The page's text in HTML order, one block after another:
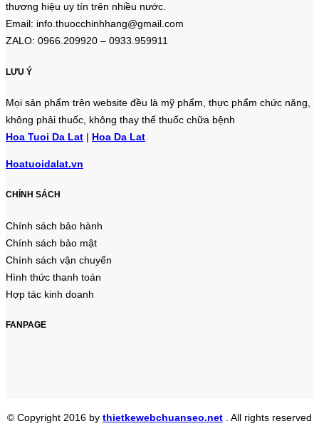
thương hiệu uy tín trên nhiều nước.
Email: info.thuocchinhhang@gmail.com
ZALO: 0966.209920 – 0933.959911
LƯU Ý
Mọi sản phẩm trên website đều là mỹ phẩm, thực phẩm chức năng,
không phải thuốc, không thay thế thuốc chữa bệnh
Hoa Tuoi Da Lat | Hoa Da Lat
Hoatuoidalat.vn
CHÍNH SÁCH
Chính sách bảo hành
Chính sách bảo mật
Chính sách vận chuyển
Hình thức thanh toán
Hợp tác kinh doanh
FANPAGE
© Copyright 2016 by thietkewebchuanseo.net . All rights reserved